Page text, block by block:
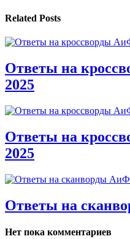
Related Posts
Ответы на
2025
Ответы на
2025
Ответы на
Нет пока комментариев